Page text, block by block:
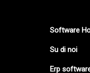
Software
Su di noi
Erp